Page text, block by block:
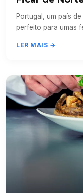
Portugal, um país
perfeito para umas
LER MAIS →